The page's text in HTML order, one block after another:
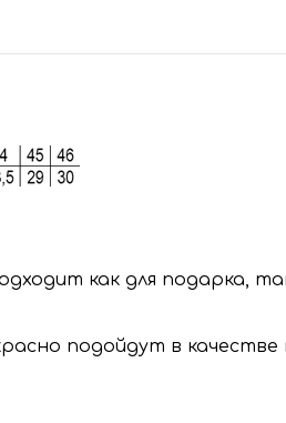
как для подарка,
подойдут в качестве